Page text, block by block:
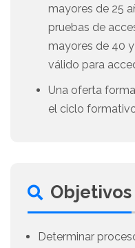
mayores de 25
pruebas de
mayores de 40
válido para
Una oferta
el ciclo
Objetivos
Determinar